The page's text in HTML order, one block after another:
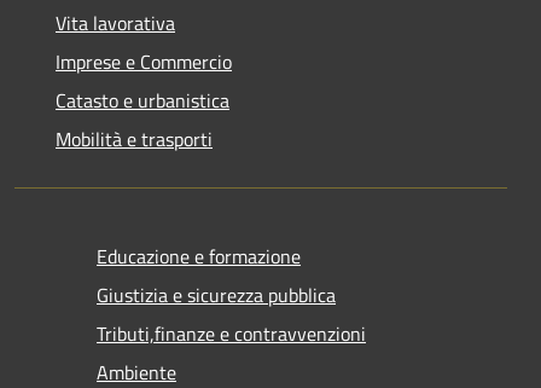
Vita lavorativa
Imprese e Commercio
Catasto e urbanistica
Mobilità e trasporti
Educazione e formazione
Giustizia e sicurezza pubblica
Tributi,finanze e contravvenzioni
Ambiente